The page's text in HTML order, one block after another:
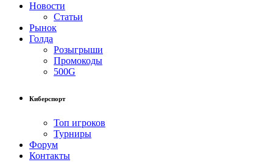
Новости
Статьи
Рынок
Голда
Розыгрыши
Промокоды
500G
Киберспорт
Топ игроков
Турниры
Форум
Контакты